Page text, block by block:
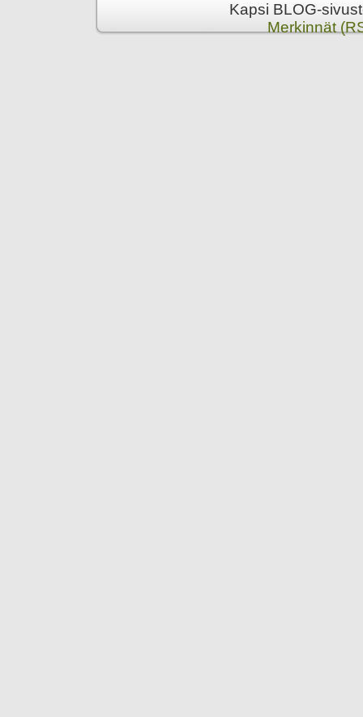
Kapsi BLOG-
Merkinnät